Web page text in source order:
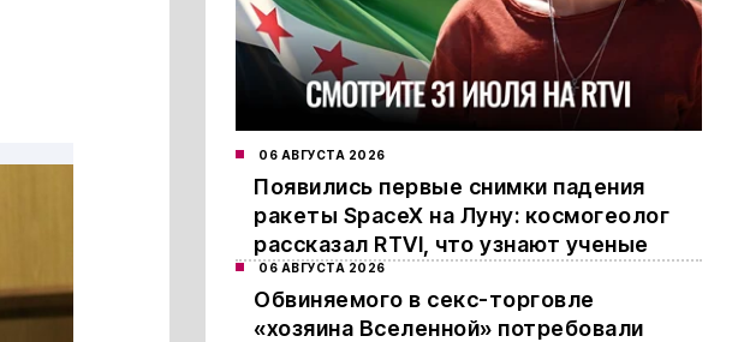
06 АВГУСТА 2026
Появились первые снимки падения
ракеты SpaceX на Луну: космогеолог
рассказал RTVI, что узнают ученые
06 АВГУСТА 2026
Обвиняемого в секс-торговле
«хозяина Вселенной» потребовали